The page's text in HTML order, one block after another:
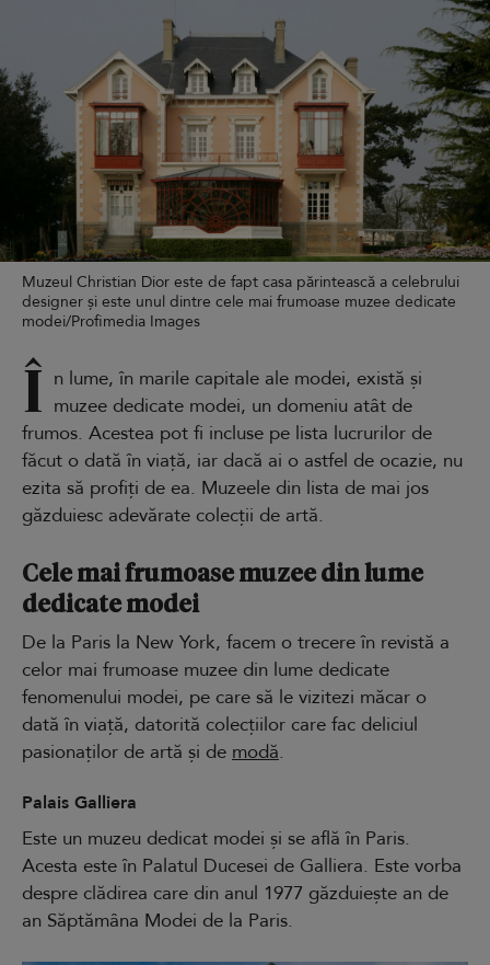
Muzeul Christian Dior este de fapt casa părintească a celebrului
designer și este unul dintre cele mai frumoase muzee dedicate
modei/Profimedia Images
Î n lume, în marile capitale ale modei, există și
muzee dedicate modei, un domeniu atât de
frumos. Acestea pot fi incluse pe lista lucrurilor de
făcut o dată în viață, iar dacă ai o astfel de ocazie, nu
ezita să profiți de ea. Muzeele din lista de mai jos
găzduiesc adevărate colecții de artă.
Cele mai frumoase muzee din lume
dedicate modei
De la Paris la New York, facem o trecere în revistă a
celor mai frumoase muzee din lume dedicate
fenomenului modei, pe care să le vizitezi măcar o
dată în viață, datorită colecțiilor care fac deliciul
pasionaților de artă și de modă.
Palais Galliera
Este un muzeu dedicat modei și se află în Paris.
Acesta este în Palatul Ducesei de Galliera. Este vorba
despre clădirea care din anul 1977 găzduiește an de
an Săptămâna Modei de la Paris.